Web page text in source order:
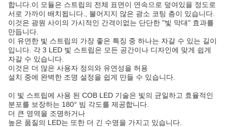
합니다.이 모듈은 스트립의 전체 표면이 연속으로 덮여있을 정도로
서로 가까이 배치됩니다., 불어지지 않은 광소 코팅 층이 있습니다.
이것은 광원 사이의 가시적인 간격이없는 단단한 "빛 막대" 효과를
만듭니다.
이 유연한 빛 스트립의 가장 좋은 특징 중 하나는 자갈 수 있는 길이
입니다. 각 3 LED 빛 스트립은 모든 공간이나 디자인에 맞게 쉽게
자갈 수 있습니다.
이것은 더 많은 사용자 정의와 유연성을 허용
설치 중에 완벽한 조명 설정을 쉽게 만들 수 있습니다.
이 빛 스트립에 사용 된 COB LED 기술은 빛의 균일하고 효율적인
분포를 보장하는 180° 빔 각도를 제공합니다.
더 큰 영역을 조명하거나
높은 품질의 LED는 또한 더 긴 수명을 가지고 있습니다.